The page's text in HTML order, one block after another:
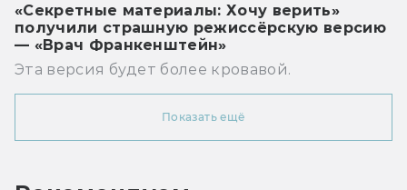
«Секретные материалы: Хочу верить»
получили страшную режиссёрскую версию
— «Врач Франкенштейн»
Эта версия будет более кровавой.
Показать ещё